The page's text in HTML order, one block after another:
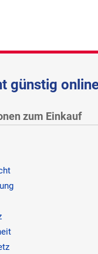
günstig
zum Einkauf